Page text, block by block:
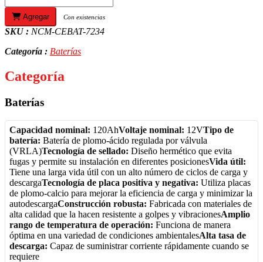
Agregar Con existencias
SKU : NCM-CEBAT-7234
Categoría : Baterías
Categoría
Baterías
Capacidad nominal: 120AhVoltaje nominal: 12VTipo de
batería: Batería de plomo-ácido regulada por válvula
(VRLA)Tecnología de sellado: Diseño hermético que evita
fugas y permite su instalación en diferentes posicionesVida útil:
Tiene una larga vida útil con un alto número de ciclos de carga y
descargaTecnología de placa positiva y negativa: Utiliza placas
de plomo-calcio para mejorar la eficiencia de carga y minimizar la
autodescargaConstrucción robusta: Fabricada con materiales de
alta calidad que la hacen resistente a golpes y vibracionesAmplio
rango de temperatura de operación: Funciona de manera
óptima en una variedad de condiciones ambientalesAlta tasa de
descarga: Capaz de suministrar corriente rápidamente cuando se
requiere